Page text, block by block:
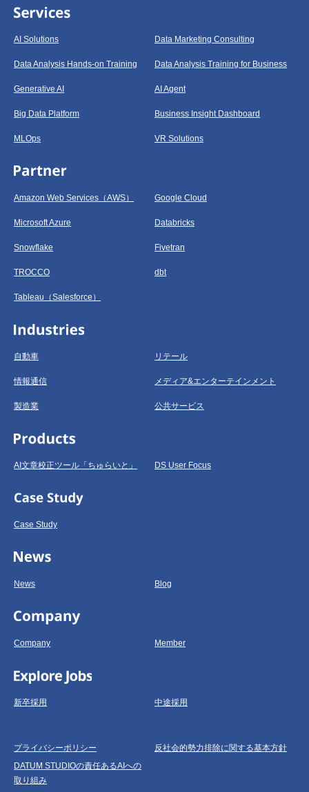
AI Solutions Data Marketing Consulting
Data Analysis Hands-on Training Data Analysis Training for Business
Generative AI AI Agent
Big Data Platform Business Insight Dashboard
MLOps VR Solutions
Amazon Web Services（AWS） Google Cloud
Microsoft Azure Databricks
Snowflake Fivetran
TROCCO dbt
Tableau（Salesforce）
自動車 リテール
情報通信 メディア&エンターテインメント
製造業 公共サービス
AI文章校正ツール「ちゅらいと」 DS User Focus
Case Study
News Blog
Company Member
新卒採用 中途採用
プライバシーポリシー
反社会的勢力排除に関する基本方針
DATUM STUDIOの責任あるAIへの
取り組み